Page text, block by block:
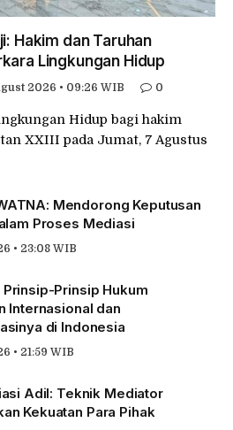
Hakim dan Taruhan
Lingkungan Hidup
2026 • 09:26 WIB 0
Hidup bagi hakim
XXIII pada Jumat, 7 Agustus
Mendorong Keputusan
Proses Mediasi
• 23:08 WIB
Prinsip Hukum
Internasional dan
di Indonesia
• 21:59 WIB
Adil: Teknik Mediator
Kekuatan Para Pihak